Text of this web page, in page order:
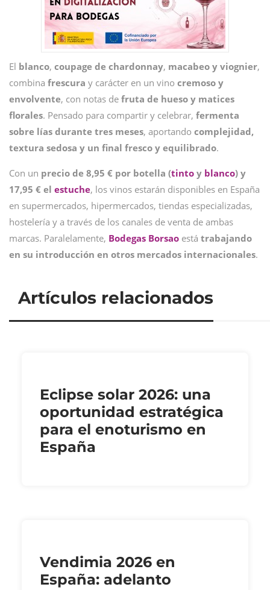
El blanco, coupage de chardonnay, macabeo y viognier,
combina frescura y carácter en un vino cremoso y
envolvente, con notas de fruta de hueso y matices
florales. Pensado para compartir y celebrar, fermenta
sobre lías durante tres meses, aportando complejidad,
textura sedosa y un final fresco y equilibrado.
Con un precio de 8,95 € por botella (tinto y blanco) y
17,95 € el estuche, los vinos estarán disponibles en España
en supermercados, hipermercados, tiendas especializadas,
hostelería y a través de los canales de venta de ambas
marcas. Paralelamente, Bodegas Borsao está trabajando
en su introducción en otros mercados internacionales.
Artículos relacionados
Eclipse solar 2026: una
oportunidad estratégica
para el enoturismo en
España
Vendimia 2026 en
España: adelanto